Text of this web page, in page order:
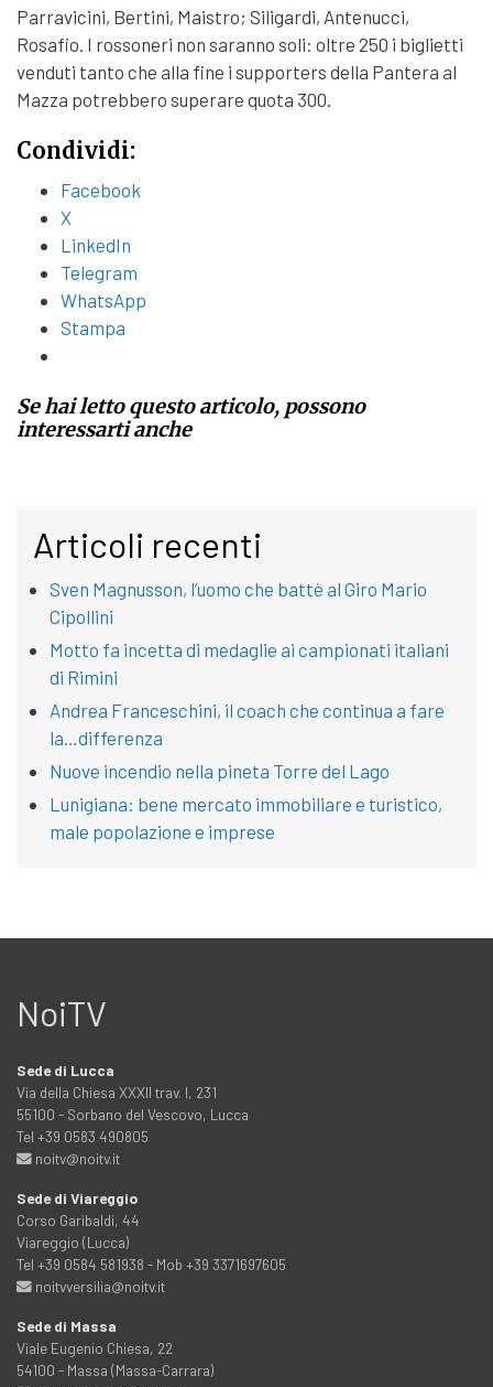
Parravicini, Bertini, Maistro; Siligardi, Antenucci,
Rosafio. I rossoneri non saranno soli: oltre 250 i biglietti
venduti tanto che alla fine i supporters della Pantera al
Mazza potrebbero superare quota 300.
Condividi:
Facebook
X
LinkedIn
Telegram
WhatsApp
Stampa
Se hai letto questo articolo, possono
interessarti anche
Articoli recenti
Sven Magnusson, l’uomo che battè al Giro Mario
Cipollini
Motto fa incetta di medaglie ai campionati italiani
di Rimini
Andrea Franceschini, il coach che continua a fare
la…differenza
Nuove incendio nella pineta Torre del Lago
Lunigiana: bene mercato immobiliare e turistico,
male popolazione e imprese
NoiTV
Sede di Lucca
Via della Chiesa XXXII trav. I, 231
55100 - Sorbano del Vescovo, Lucca
Tel +39 0583 490805
noitv@noitv.it
Sede di Viareggio
Corso Garibaldi, 44
Viareggio (Lucca)
Tel +39 0584 581938 - Mob +39 3371697605
noitvversilia@noitv.it
Sede di Massa
Viale Eugenio Chiesa, 22
54100 - Massa (Massa-Carrara)